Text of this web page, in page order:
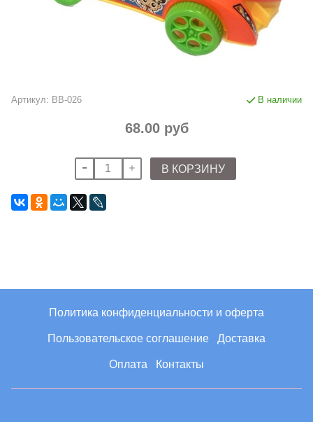
Артикул: BB-026 В наличии
68.00 руб
В КОРЗИНУ
Политика конфиденциальности и оферта
Пользовательское соглашение Доставка
Оплата Контакты